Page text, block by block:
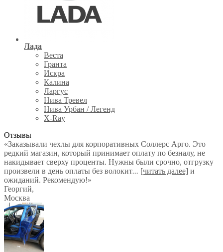
Лада
Веста
Гранта
Искра
Калина
Ларгус
Нива Тревел
Нива Урбан / Легенд
X-Ray
Отзывы
«Заказывали чехлы для корпоративных Соллерс Арго. Это
редкий магазин, который принимает оплату по безналу, не
накидывает сверху проценты. Нужны были срочно, отгрузку
произвели в день оплаты без волокит... [читать далее] и
ожиданий. Рекомендую!»
Георгий,
Москва